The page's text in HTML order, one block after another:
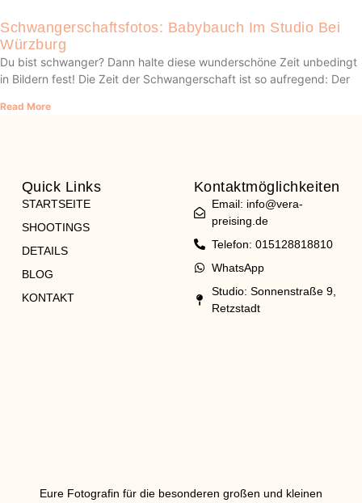
Schwangerschaftsfotos: Babybauch Im Studio Bei
Würzburg
Du bist schwanger? Dann halte diese wunderschöne Zeit unbedingt
in Bildern fest! Die Zeit der Schwangerschaft ist so aufregend: Der
Read More
Eure Fotografin für die besonderen großen und kleinen
Quick Links
STARTSEITE
SHOOTINGS
DETAILS
BLOG
KONTAKT
Kontaktmöglichkeiten
Email: info@vera-
preising.de
Telefon: 015128818810
WhatsApp
Studio: Sonnenstraße 9,
Retzstadt